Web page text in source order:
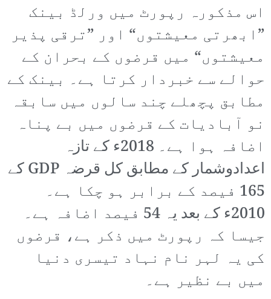
اس مذکورہ رپورٹ میں ورلڈ بینک
”ابھرتی معیشتوں“ اور ”ترقی پذیر
معیشتوں“ میں قرضوں کے بحران کے
حوالے سے خبردار کرتا ہے۔ بینک کے
مطابق پچھلے چند سالوں میں سابقہ
نو آبادیات کے قرضوں میں بے پناہ
اضافہ ہوا ہے۔ 2018ء کے تازہ
اعدادوشمار کے مطابق کل قرضہ GDP کے
165 فیصد کے برابر ہو چکا ہے۔
2010ء کے بعد یہ 54 فیصد اضافہ ہے۔
جیسا کہ رپورٹ میں ذکر ہے، قرضوں
کی یہ لہر نام نہاد تیسری دنیا
میں بے نظیر ہے۔